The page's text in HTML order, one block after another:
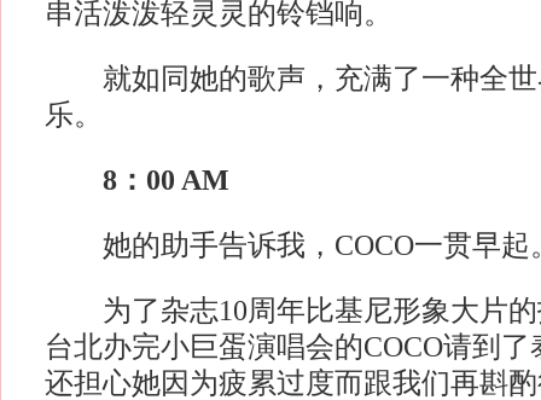
串活泼泼轻灵灵的铃铛响。
就如同她的歌声，充满了一种全世
乐。
8：00 AM
她的助手告诉我，COCO一贯早起
为了杂志10周年比基尼形象大片的
台北办完小巨蛋演唱会的COCO请到
还担心她因为疲累过度而跟我们再斟